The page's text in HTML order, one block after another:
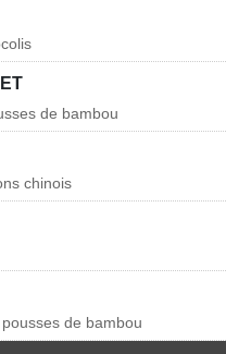
de bambou
chinois
de bambou